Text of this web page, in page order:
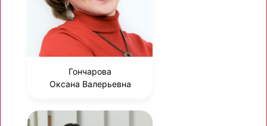
Гончарова
Оксана Валерьевна